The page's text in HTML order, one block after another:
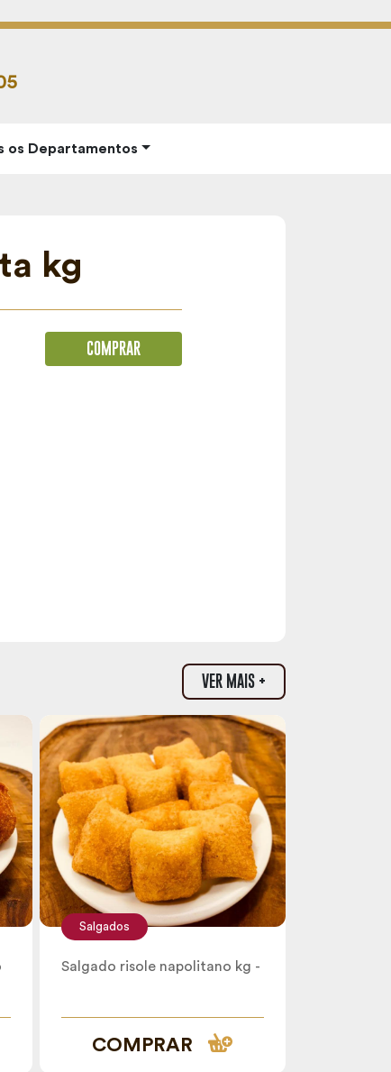
os Departamentos
kg
COMPRAR
VER MAIS +
Salgados
Salgado risole napolitano kg -
COMPRAR